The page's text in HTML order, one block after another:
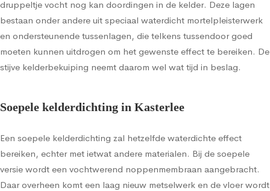
druppeltje vocht nog kan doordingen in de kelder. Deze lagen
bestaan onder andere uit speciaal waterdicht mortelpleisterwerk
en ondersteunende tussenlagen, die telkens tussendoor goed
moeten kunnen uitdrogen om het gewenste effect te bereiken. De
stijve kelderbekuiping neemt daarom wel wat tijd in beslag.
Soepele kelderdichting in Kasterlee
Een soepele kelderdichting zal hetzelfde waterdichte effect
bereiken, echter met ietwat andere materialen. Bij de soepele
versie wordt een vochtwerend noppenmembraan aangebracht.
Daar overheen komt een laag nieuw metselwerk en de vloer wordt